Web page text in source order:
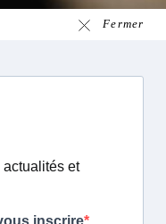
Fermer